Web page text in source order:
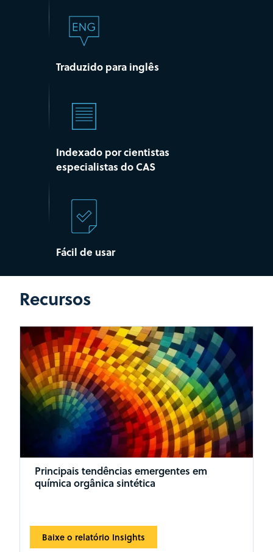
Traduzido para inglês
Indexado por cientistas
especialistas do CAS
Fácil de usar
Recursos
Principais tendências emergentes em
química orgânica sintética
Baixe o relatório Insights